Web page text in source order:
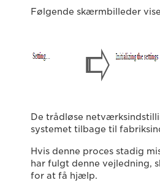
Følgende skærmbilleder
De trådløse
systemet tilbage til
Hvis denne proces stadig
har fulgt denne vejledning,
for at få hjælp.